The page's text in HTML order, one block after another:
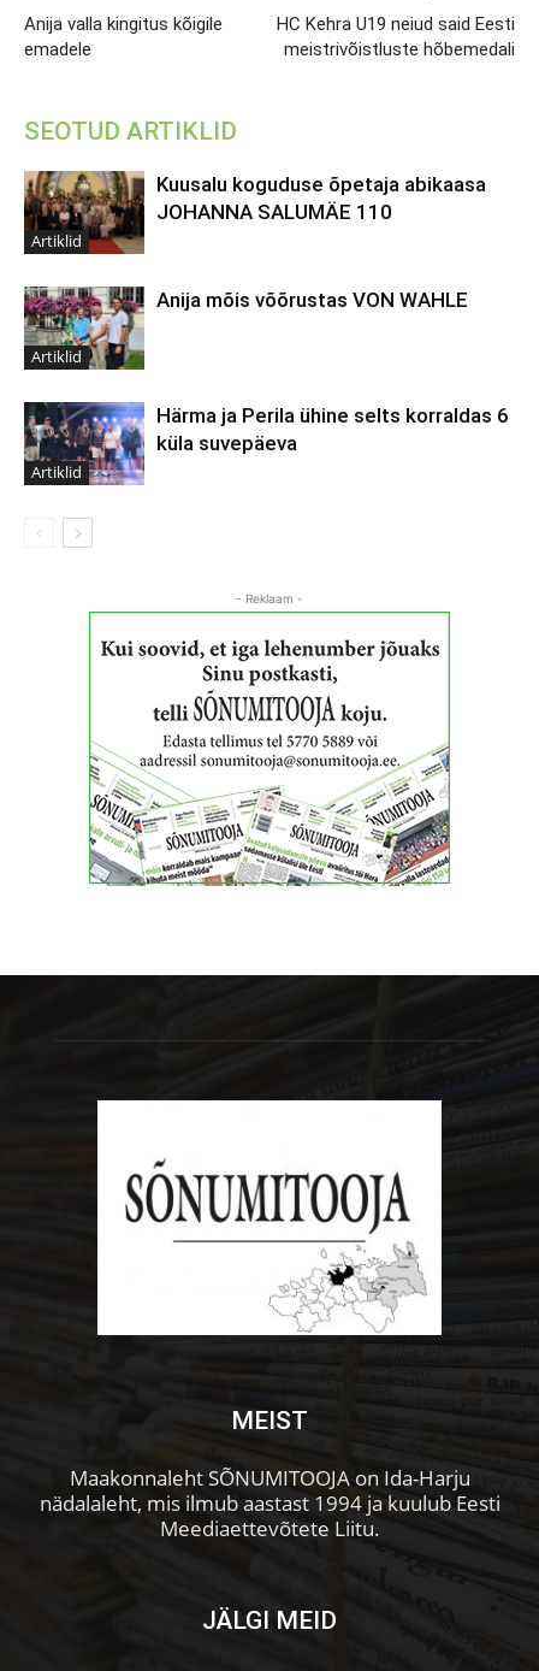
Anija valla kingitus kõigile
emadele
HC Kehra U19 neiud said Eesti
meistrivõistluste hõbemedali
SEOTUD ARTIKLID
Artiklid
Kuusalu koguduse õpetaja abikaasa
JOHANNA SALUMÄE 110
Artiklid
Anija mõis võõrustas VON WAHLE
Artiklid
Härma ja Perila ühine selts korraldas 6
küla suvepäeva
- Reklaam -
MEIST
Maakonnaleht SÕNUMITOOJA on Ida-Harju
nädalaleht, mis ilmub aastast 1994 ja kuulub Eesti
Meediaettevõtete Liitu.
JÄLGI MEID